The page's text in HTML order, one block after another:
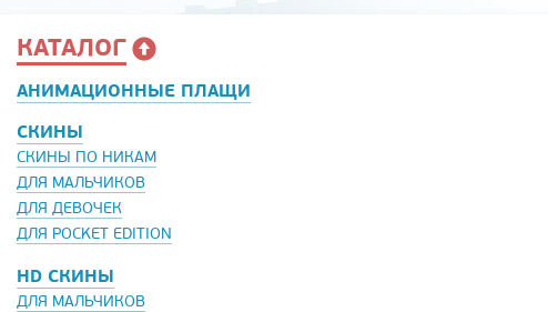
КАТАЛОГ
АНИМАЦИОННЫЕ ПЛАЩИ
СКИНЫ
СКИНЫ ПО НИКАМ
ДЛЯ МАЛЬЧИКОВ
ДЛЯ ДЕВОЧЕК
ДЛЯ POCKET EDITION
HD СКИНЫ
ДЛЯ МАЛЬЧИКОВ